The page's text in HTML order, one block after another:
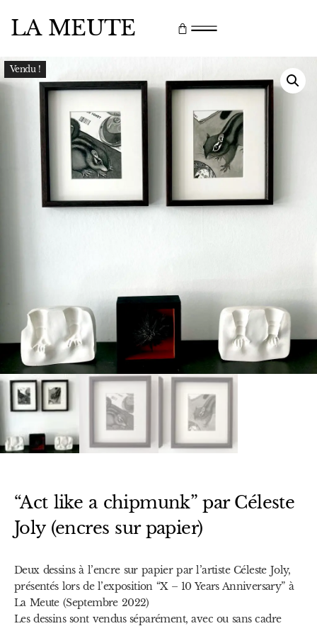
LA MEUTE
Vendu !
“Act like a chipmunk” par Céleste
Joly (encres sur papier)
Deux dessins à l’encre sur papier par l’artiste Céleste Joly,
présentés lors de l’exposition “X – 10 Years Anniversary” à
La Meute (Septembre 2022)
Les dessins sont vendus séparément, avec ou sans cadre